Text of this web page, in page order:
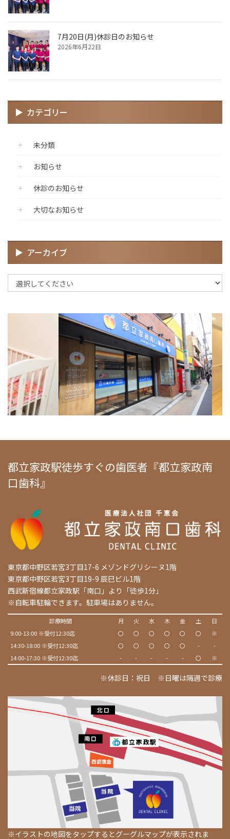
7月20日(月)休診日のお知らせ
2026年6月22日
カテゴリー
未分類
お知らせ
休診のお知らせ
大切なお知らせ
アーカイブ
都立家政駅徒歩すぐの歯医者『都立家政南
口歯科』
東京都中野区若宮3丁目17-6 メゾンドグリシーヌ1階
東京都中野区若宮3丁目19-9 辰巳ビル1階
西武新宿線都立家政駅「南口」より「徒歩1分」
※自転車駐輪できます。駐車場はありません。
診療時間 月 火 水 木 金 土
日
9:00-13:00 ※受付12:30迄
〇 〇 〇 〇 〇 〇
※
14:30-18:00 ※受付12:30迄
〇 〇 〇 〇 〇 -
-
14:00-17:30 ※受付12:30迄
- - - - - 〇 ※
※休診日：祝日 ※日曜は隔週で診療
※イラストの地図をタップするとグーグルマップが表示されま